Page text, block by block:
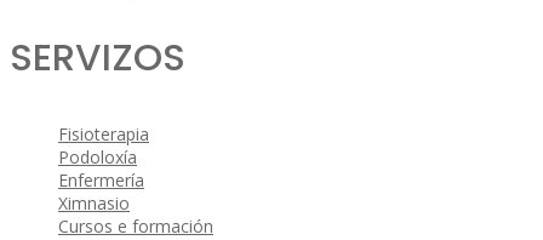
SERVIZOS
Fisioterapia
Podoloxía
Enfermería
Ximnasio
Cursos e formación